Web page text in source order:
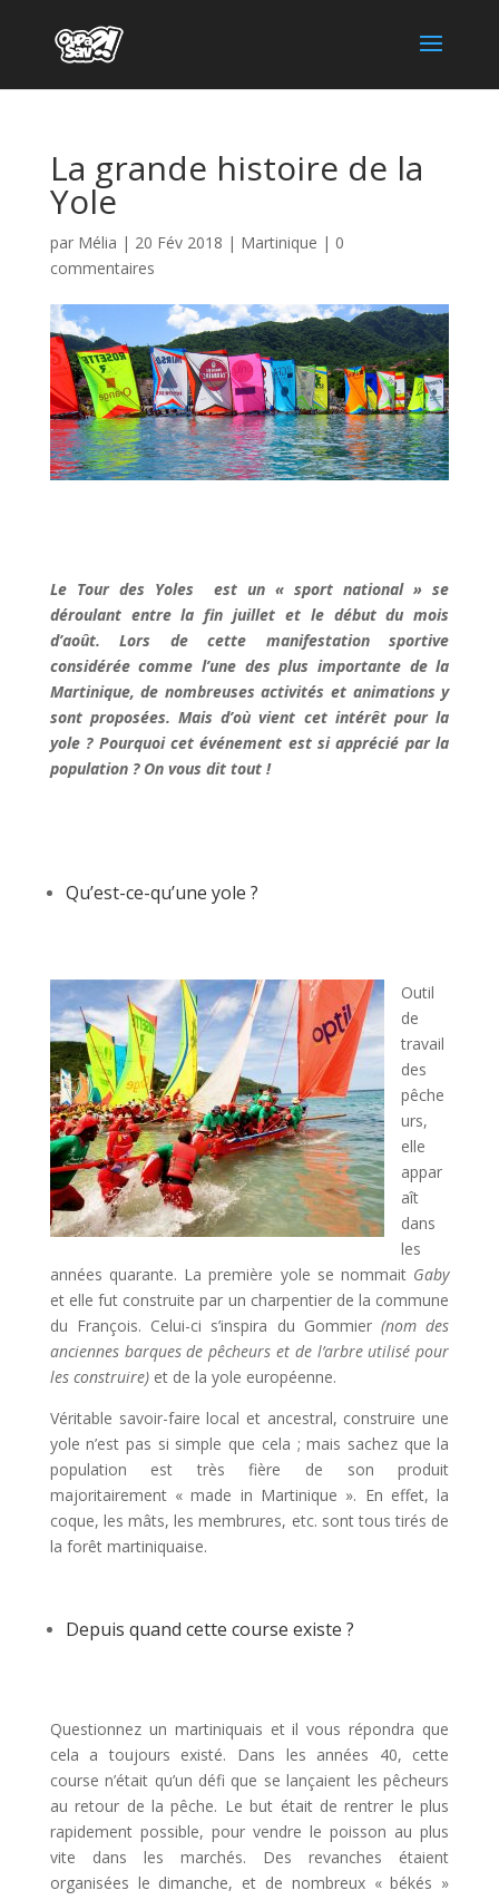
La grande histoire de la
Yole
par Mélia | 20 Fév 2018 | Martinique | 0
commentaires
Le Tour des Yoles est un « sport national » se
déroulant entre la fin juillet et le début du mois
d’août. Lors de cette manifestation sportive
considérée comme l’une des plus importante de la
Martinique, de nombreuses activités et animations y
sont proposées. Mais d’où vient cet intérêt pour la
yole ? Pourquoi cet événement est si apprécié par la
population ? On vous dit tout !
Qu’est-ce-qu’une yole ?
Outil
de
travail
des
pêche
urs,
elle
appar
aît
dans
les
années quarante. La première yole se nommait Gaby
et elle fut construite par un charpentier de la commune
du François. Celui-ci s’inspira du Gommier (nom des
anciennes barques de pêcheurs et de l’arbre utilisé pour
les construire)et de la yole européenne.
Véritable savoir-faire local et ancestral, construire une
yole n’est pas si simple que cela ; mais sachez que la
population est très fière de son produit
majoritairement « made in Martinique ». En effet, la
coque, les mâts, les membrures, etc. sont tous tirés de
la forêt martiniquaise.
Depuis quand cette course existe ?
Questionnez un martiniquais et il vous répondra que
cela a toujours existé. Dans les années 40, cette
course n’était qu’un défi que se lançaient les pêcheurs
au retour de la pêche. Le but était de rentrer le plus
rapidement possible, pour vendre le poisson au plus
vite dans les marchés. Des revanches étaient
organisées le dimanche, et de nombreux « békés »